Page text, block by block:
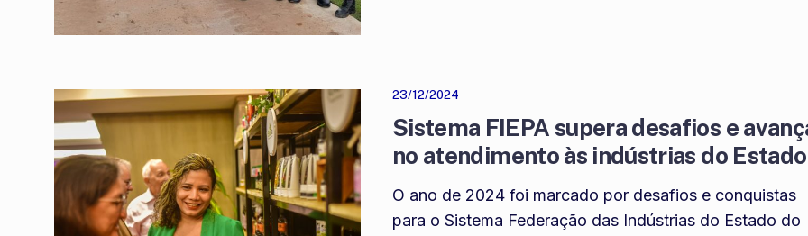
23/12/2024
Sistema FIEPA supera desafios e
no atendimento às indústrias do
O ano de 2024 foi marcado por desafios e conquistas
para o Sistema Federação das Indústrias do Estado do